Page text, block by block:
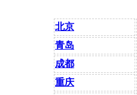
北京
青岛
成都
重庆